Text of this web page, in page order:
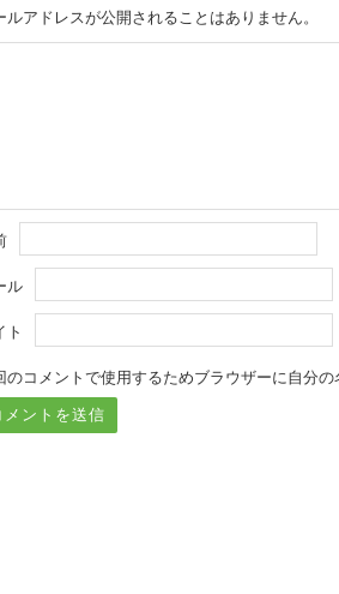
ルアドレスが公開されることはありません。
ル
ト
のコメントで使用するためブラウザーに自分